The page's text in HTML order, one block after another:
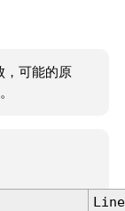
，可能的原
Line